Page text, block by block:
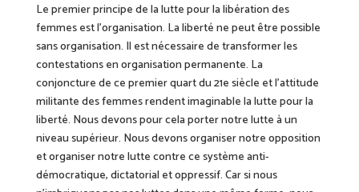
Le premier principe de la lutte pour la libération des
femmes est l’organisation. La liberté ne peut être possible
sans organisation. Il est nécessaire de transformer les
contestations en organisation permanente. La
conjoncture de ce premier quart du 21e siècle et l’attitude
militante des femmes rendent imaginable la lutte pour la
liberté. Nous devons pour cela porter notre lutte à un
niveau supérieur. Nous devons organiser notre opposition
et organiser notre lutte contre ce système anti-
démocratique, dictatorial et oppressif. Car si nous